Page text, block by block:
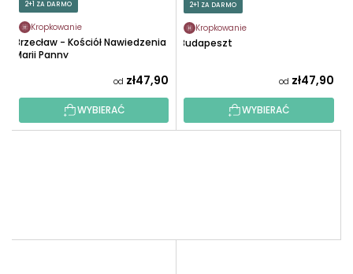
2+1 ZA DARMO
Kropkowanie
Brzecław - Kościół Nawiedzenia
Marii Panny
od zł47,90
WYBIERAĆ
2+1 ZA DARMO
Kropkowanie
Budapeszt
od zł47,90
WYBIERAĆ